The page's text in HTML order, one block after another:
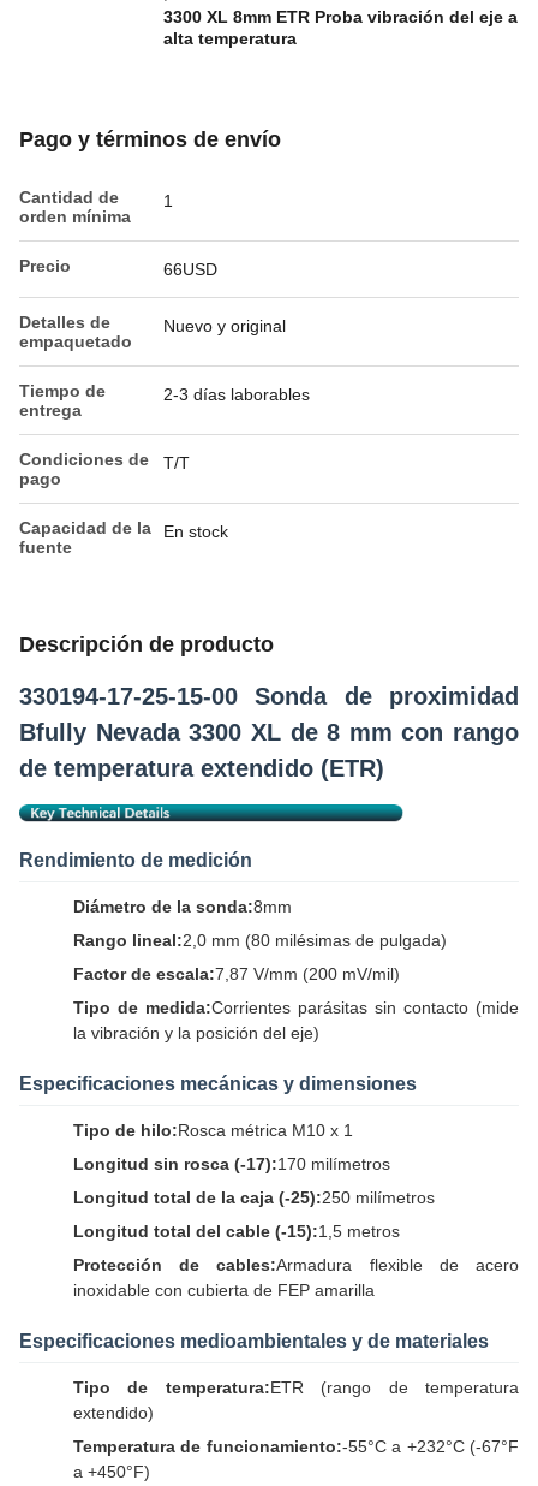
3300 XL 8mm ETR Proba vibración del eje a
alta temperatura
Pago y términos de envío
Cantidad de
orden mínima
1
Precio 66USD
Detalles de
empaquetado
Nuevo y original
Tiempo de
entrega
2-3 días laborables
Condiciones de
pago
T/T
Capacidad de la
fuente
En stock
Descripción de producto
330194-17-25-15-00 Sonda de proximidad
Bfully Nevada 3300 XL de 8 mm con rango
de temperatura extendido (ETR)
Rendimiento de medición
Diámetro de la sonda:8mm
Rango lineal:2,0 mm (80 milésimas de pulgada)
Factor de escala:7,87 V/mm (200 mV/mil)
Tipo de medida:Corrientes parásitas sin contacto (mide
la vibración y la posición del eje)
Especificaciones mecánicas y dimensiones
Tipo de hilo:Rosca métrica M10 x 1
Longitud sin rosca (-17):170 milímetros
Longitud total de la caja (-25):250 milímetros
Longitud total del cable (-15):1,5 metros
Protección de cables:Armadura flexible de acero
inoxidable con cubierta de FEP amarilla
Especificaciones medioambientales y de materiales
Tipo de temperatura:ETR (rango de temperatura
extendido)
Temperatura de funcionamiento:-55°C a +232°C (-67°F
a +450°F)